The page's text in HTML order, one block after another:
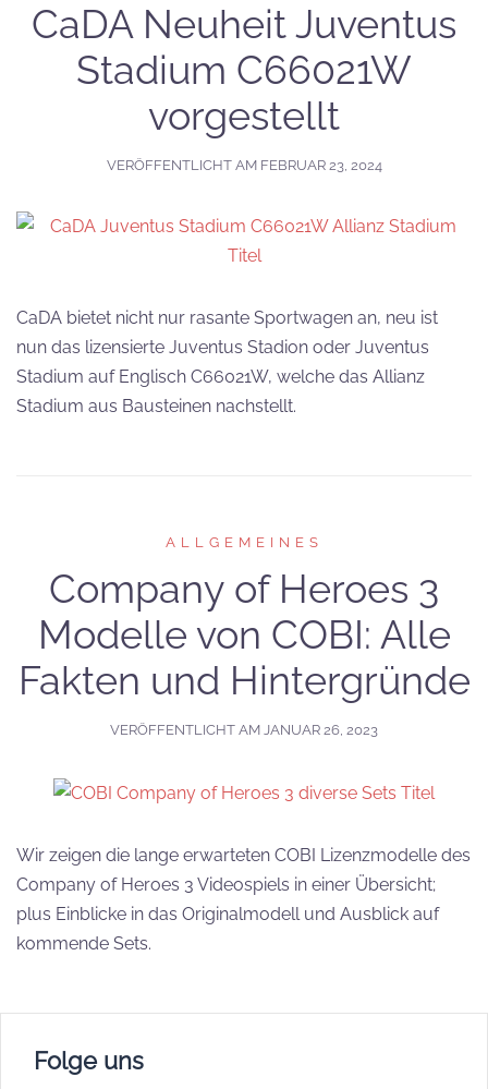
CaDA Neuheit Juventus
Stadium C66021W
vorgestellt
VERÖFFENTLICHT AM FEBRUAR 23, 2024
CaDA bietet nicht nur rasante Sportwagen an, neu ist
nun das lizensierte Juventus Stadion oder Juventus
Stadium auf Englisch C66021W, welche das Allianz
Stadium aus Bausteinen nachstellt.
ALLGEMEINES
Company of Heroes 3
Modelle von COBI: Alle
Fakten und Hintergründe
VERÖFFENTLICHT AM JANUAR 26, 2023
Wir zeigen die lange erwarteten COBI Lizenzmodelle des
Company of Heroes 3 Videospiels in einer Übersicht;
plus Einblicke in das Originalmodell und Ausblick auf
kommende Sets.
Folge uns